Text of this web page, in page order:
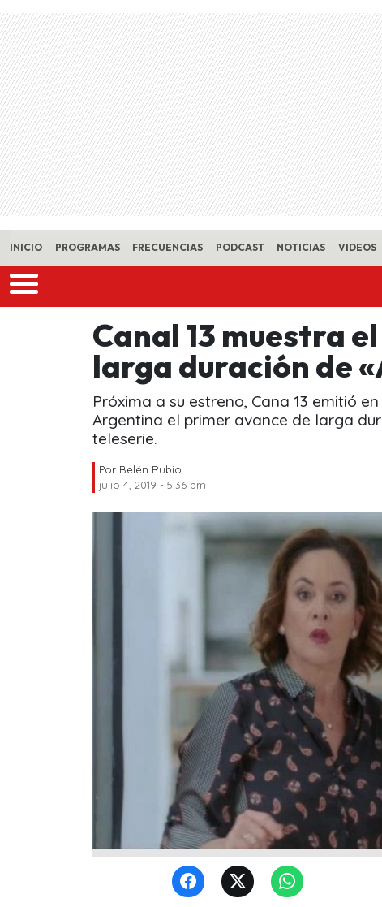
Skip to main content
INICIO PROGRAMAS FRECUENCIAS PODCAST NOTICIAS VIDEOS
Canal 13 muestra
larga duración de
Próxima a su estreno, Cana 13 emitió
Argentina el primer avance de larga
teleserie.
Por Belén Rubio
julio 4, 2019 - 5:36 pm